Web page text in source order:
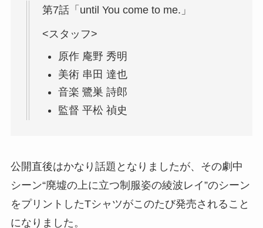
第7話「until You come to me.」
<スタッフ>
原作 庵野 秀明
美術 串田 達也
音楽 鷺巣 詩郎
監督 平松 禎史
公開直後はかなり話題となりましたが、その劇中
シーン“廃墟の上に立つ制服姿の綾波レイ”のシーン
をプリントしたTシャツがこのたび発売されること
になりました。